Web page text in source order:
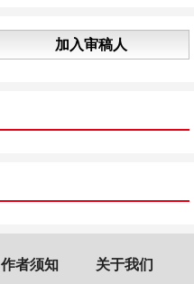
加入审稿人
作者须知 关于我们